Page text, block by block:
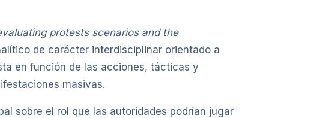
protests scenarios and the
de carácter interdisciplinar orientado a
en función de las acciones, tácticas y
masivas.
sobre el rol que las autoridades podrían jugar